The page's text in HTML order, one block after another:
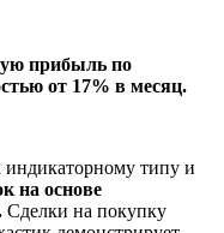
прибыль по
от 17% в месяц.
типу и
на основе
Сделки на покупку